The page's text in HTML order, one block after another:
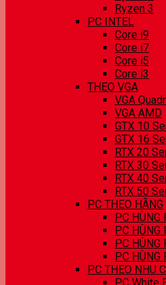
Ryzen 3
PC INTEL
Core i9
Core i7
Core i5
Core i3
THEO VGA
VGA
VGA AMD
GTX 10
GTX 16
RTX 20
RTX 30
RTX 40
RTX 50
PC THEO HÃNG
PC HÙNG
PC HÙNG
PC HÙNG
PC HÙNG
PC THEO NHU